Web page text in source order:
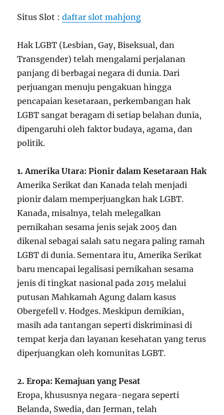
Situs Slot :daftar slot mahjong
Hak LGBT (Lesbian, Gay, Biseksual, dan
Transgender) telah mengalami perjalanan
panjang di berbagai negara di dunia. Dari
perjuangan menuju pengakuan hingga
pencapaian kesetaraan, perkembangan hak
LGBT sangat beragam di setiap belahan dunia,
dipengaruhi oleh faktor budaya, agama, dan
politik.
1. Amerika Utara: Pionir dalam Kesetaraan Hak
Amerika Serikat dan Kanada telah menjadi
pionir dalam memperjuangkan hak LGBT.
Kanada, misalnya, telah melegalkan
pernikahan sesama jenis sejak 2005 dan
dikenal sebagai salah satu negara paling ramah
LGBT di dunia. Sementara itu, Amerika Serikat
baru mencapai legalisasi pernikahan sesama
jenis di tingkat nasional pada 2015 melalui
putusan Mahkamah Agung dalam kasus
Obergefell v. Hodges. Meskipun demikian,
masih ada tantangan seperti diskriminasi di
tempat kerja dan layanan kesehatan yang terus
diperjuangkan oleh komunitas LGBT.
2. Eropa: Kemajuan yang Pesat
Eropa, khususnya negara-negara seperti
Belanda, Swedia, dan Jerman, telah